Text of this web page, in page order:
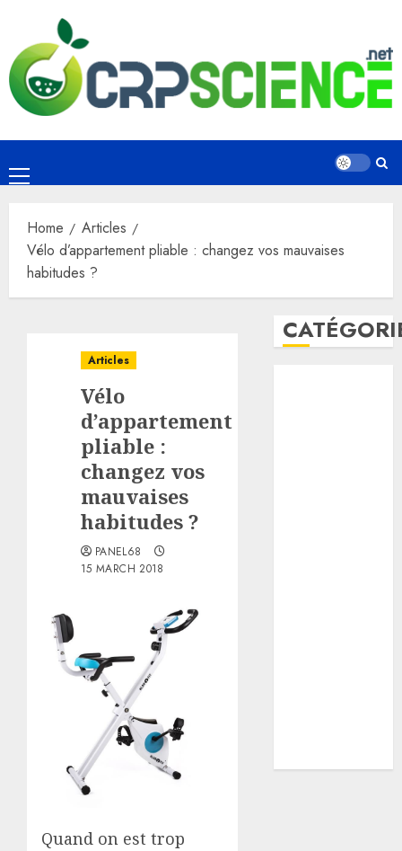
content
Primary
Menu
Home
Articles
Vélo d’appartement pliable : changez vos mauvaises
habitudes ?
Articles
Vélo
d’appartement
pliable :
changez vos
mauvaises
habitudes ?
PANEL68
15 MARCH 2018
Quand on est trop